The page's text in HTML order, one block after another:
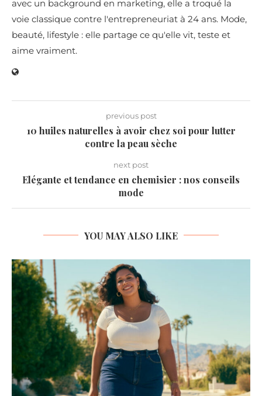
avec un background en marketing, elle a troqué la
voie classique contre l'entrepreneuriat à 24 ans. Mode,
beauté, lifestyle : elle partage ce qu'elle vit, teste et
aime vraiment.
previous post
10 huiles naturelles à avoir chez soi pour lutter
contre la peau sèche
next post
Elégante et tendance en chemisier : nos conseils
mode
YOU MAY ALSO LIKE